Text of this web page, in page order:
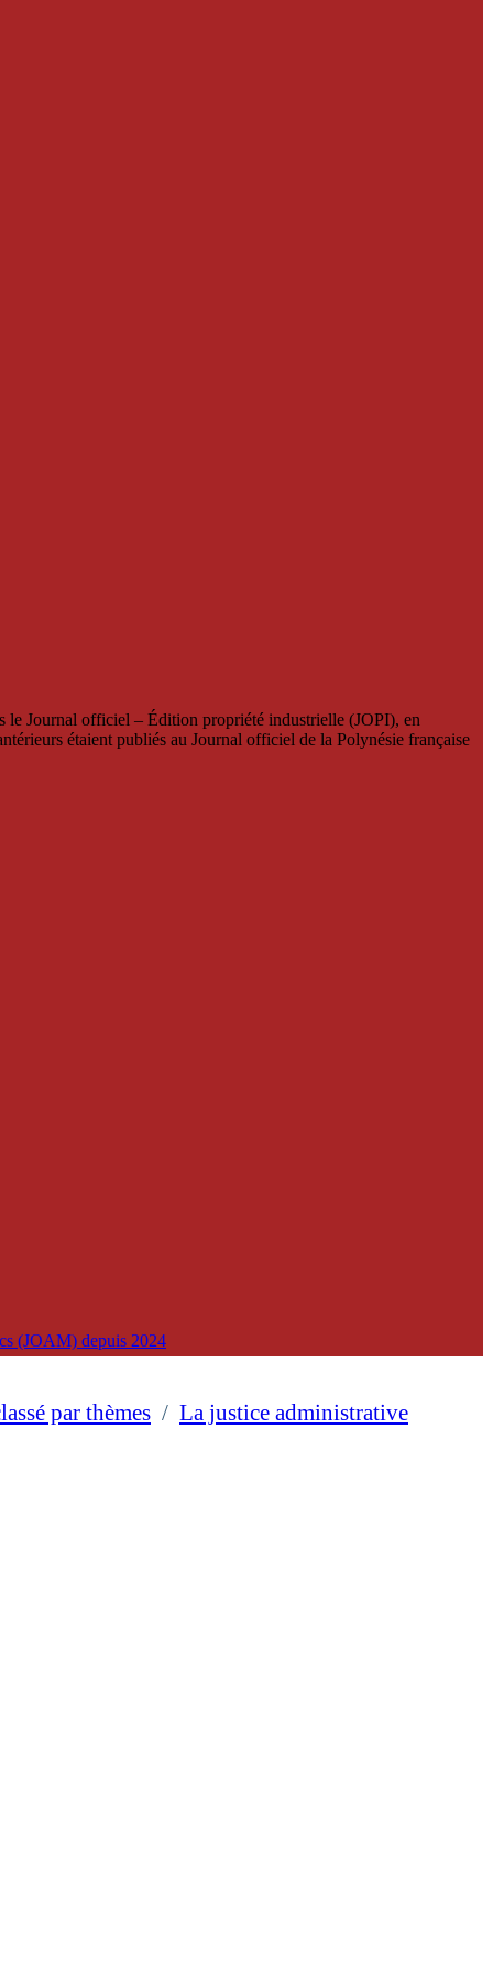
le Journal officiel – Édition propriété industrielle (JOPI), en
étaient publiés au Journal officiel de la Polynésie française
(JOAM) depuis 2024
par thèmes / La justice administrative